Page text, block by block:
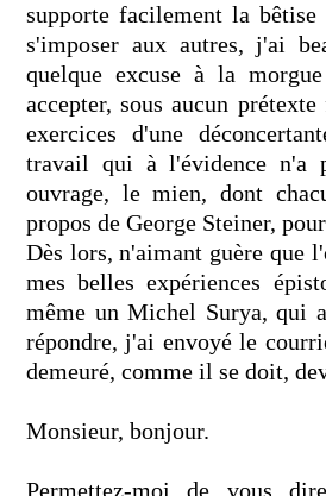
supporte facilement la
s'imposer aux autres, j'ai
quelque excuse à la
accepter, sous aucun
exercices d'une
travail qui à l'évidence n'a
ouvrage, le mien, dont
propos de George Steiner,
Dès lors, n'aimant guère que
mes belles expériences
même un Michel Surya, qui
répondre, j'ai envoyé le
demeuré, comme il se doit,
Monsieur, bonjour.
Permettez-moi de vous